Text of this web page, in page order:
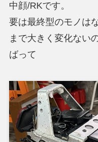
中顔/RKです。
要は最終型のモノは
まで大きく変化ない
ばって